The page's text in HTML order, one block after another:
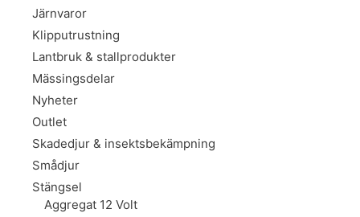
Järnvaror
Klipputrustning
Lantbruk & stallprodukter
Mässingsdelar
Nyheter
Outlet
Skadedjur & insektsbekämpning
Smådjur
Stängsel
Aggregat 12 Volt